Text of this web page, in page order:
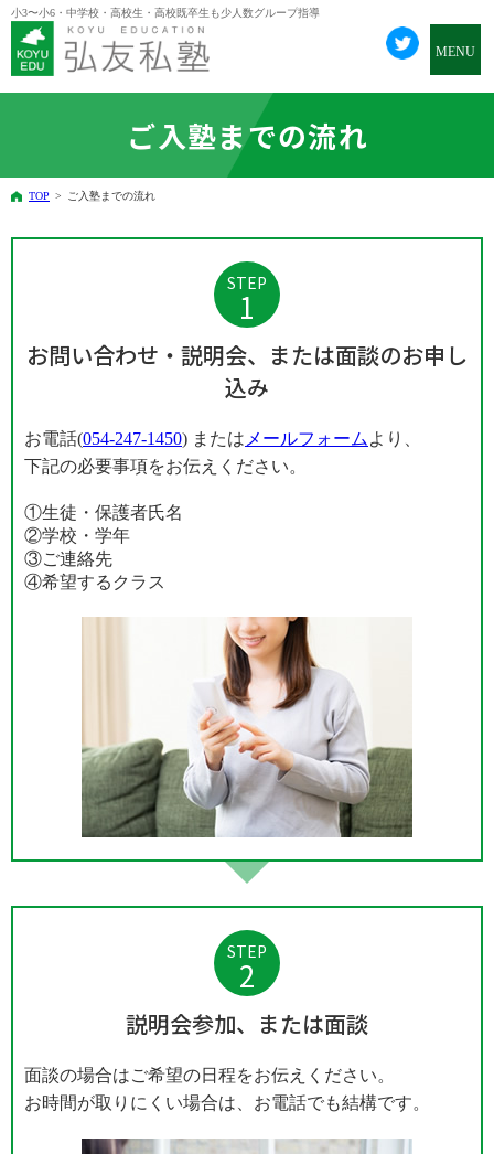
小3〜小6・中学校・高校生・高校既卒生も少人数グループ指導
ご入塾までの流れ
TOP > ご入塾までの流れ
STEP
1
お問い合わせ・説明会、または面談のお申し
込み
お電話(054-247-1450) またはメールフォームより、
下記の必要事項をお伝えください。
①生徒・保護者氏名
②学校・学年
③ご連絡先
④希望するクラス
STEP
2
説明会参加、または面談
面談の場合はご希望の日程をお伝えください。
お時間が取りにくい場合は、お電話でも結構です。